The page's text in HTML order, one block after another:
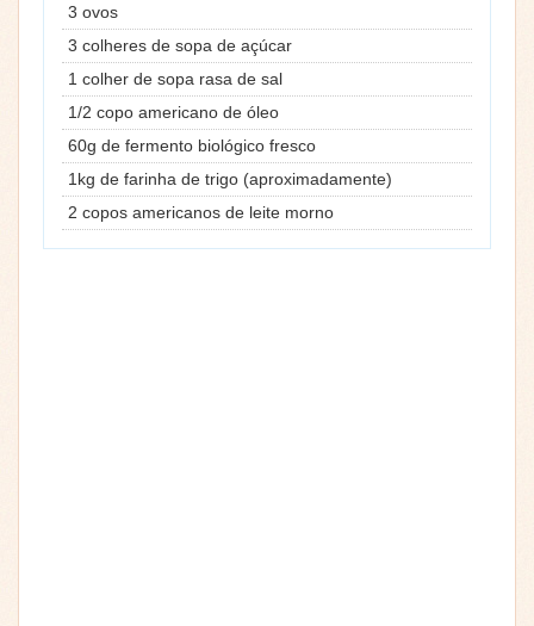
3 ovos
3 colheres de sopa de açúcar
1 colher de sopa rasa de sal
1/2 copo americano de óleo
60g de fermento biológico fresco
1kg de farinha de trigo (aproximadamente)
2 copos americanos de leite morno